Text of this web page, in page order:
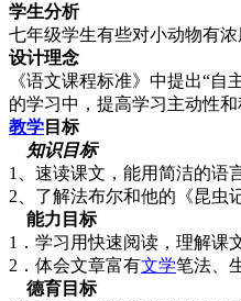
学生分析
七年级学生有些对小动物有
设计理念
《语文课程标准》中提出“
的学习中，提高学习主动性
教学 目标
知识目标
1、速读课文，能用简洁的语
2、了解法布尔和他的《昆虫
能力目标
1．学习用快速阅读，理解课
2．体会文章富有文学笔法、
德育目标